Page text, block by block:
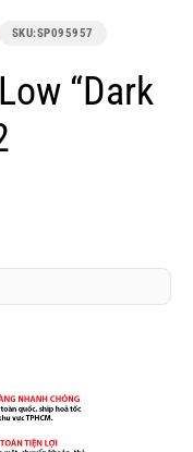
SKU:SP095957
“Dark